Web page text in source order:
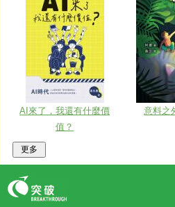
AI來了，我還有什麼價
值？
意料之